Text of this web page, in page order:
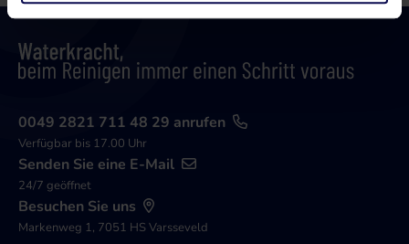
0049 2821 711 48 29 anrufen
Verfügbar bis 17.00 Uhr
Senden Sie eine E-Mail
24/7 geöffnet
Besuchen Sie uns
Markenweg 1, 7051 HS Varsseveld